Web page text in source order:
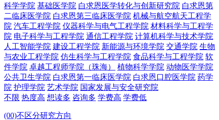
科学学院 基础医学院 白求恩医学转化与创新研究院 白求恩第
二临床医学院 白求恩第三临床医学院 机械与航空航天工程学
院 汽车工程学院 仪器科学与电气工程学院 材料科学与工程学
院 电子科学与工程学院 通信工程学院 计算机科学与技术学院
人工智能学院 建设工程学院 新能源与环境学院 交通学院 生物
与农业工程学院 仿生科学与工程学院 食品科学与工程学院 软
件学院 卓越工程师学院（珠海） 植物科学学院 动物医学学院
公共卫生学院 白求恩第一临床医学院 白求恩口腔医学院 药学
院 护理学院 艺术学院 国家发展与安全研究院
不限 热度高 想读多 咨询多 学费高 学费低
(00)不区分研究方向